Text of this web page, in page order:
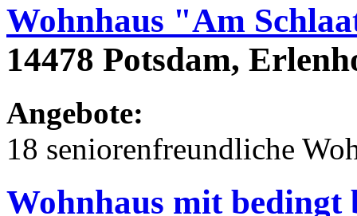
Wohnhaus "Am
14478 Potsdam,
Angebote:
18 seniorenfreundliche
Wohnhaus mit bedingt